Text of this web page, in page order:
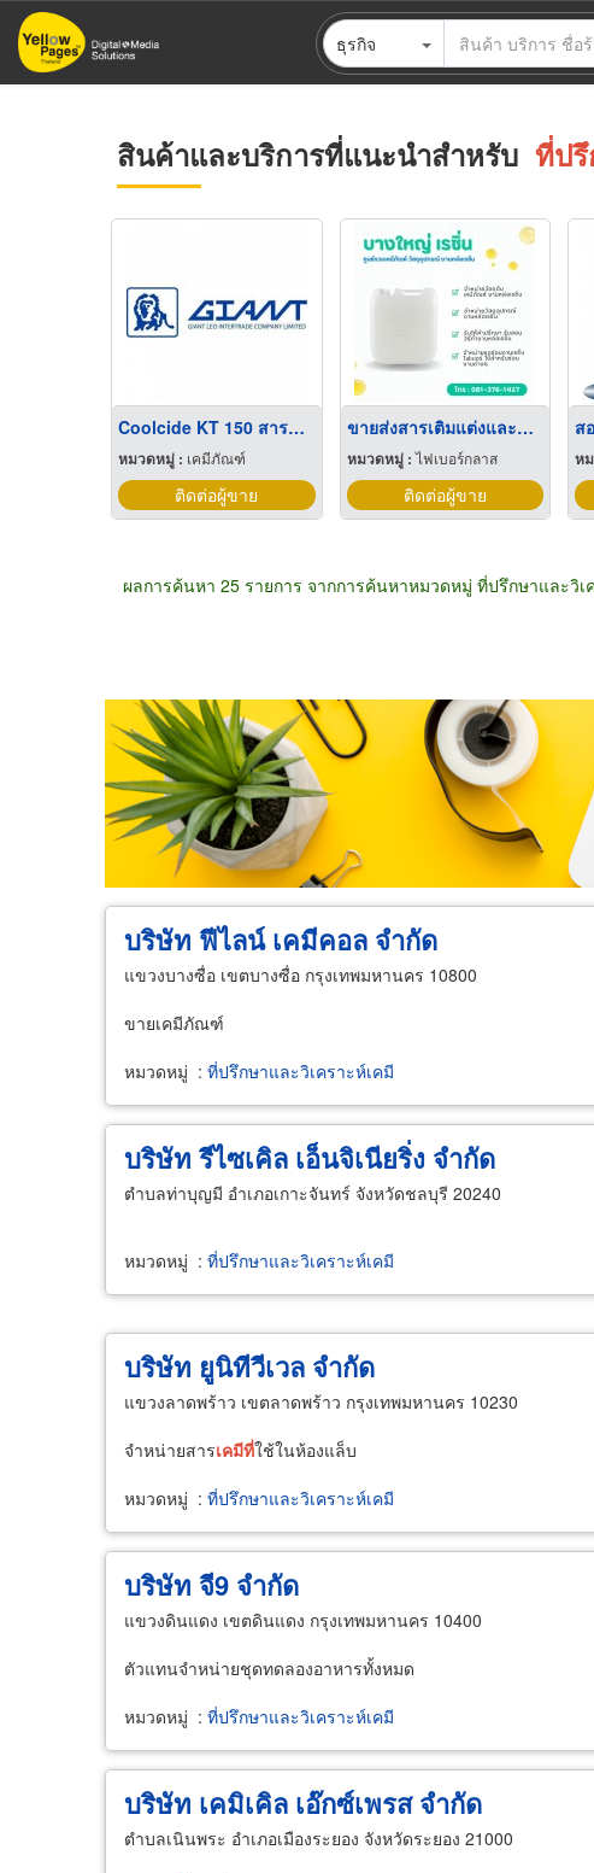
ข้าม
ไป
ธุรกิจ
สินค้าและบริการที่แนะนำสำหรับ ที่ปรึ
Coolcide KT 150 สารกำจัดและป้องกันตะไคร่น้ำและเมือกแบคทีเรีย
หมวดหมู่ : เคมีภัณฑ์
ติดต่อผู้ขาย
ขายส่งสารเติมแต่งและตัวทำแข็ง งานเรซิ่นและไฟเบอร์กลาส คุณภาพสูง
หมวดหมู่ :ไฟเบอร์กลาส
ติดต่อผู้ขาย
ห
ผลการค้นหา 25 รายการ จากการค้นหาหมวดหมู่ ที่ปรึกษาและวิเ
ขายส่ง ขายปลีก ผู้ผลิต ตัวแทนจัดจำหน่าย
บริษัท ฟีไลน์ เคมีคอล จำกัด
แขวงบางซื่อ เขตบางซื่อ กรุงเทพมหานคร 10800
ขายเคมีภัณฑ์
หมวดหมู่ : ที่ปรึกษาและวิเคราะห์เคมี
บริษัท รีไซเคิล เอ็นจิเนียริ่ง จำกัด
ตำบลท่าบุญมี อำเภอเกาะจันทร์ จังหวัดชลบุรี 20240
หมวดหมู่ : ที่ปรึกษาและวิเคราะห์เคมี
บริษัท ยูนิทีวีเวล จำกัด
แขวงลาดพร้าว เขตลาดพร้าว กรุงเทพมหานคร 10230
จำหน่ายสารเคมีที่ใช้ในห้องแล็บ
หมวดหมู่ : ที่ปรึกษาและวิเคราะห์เคมี
บริษัท จี9 จำกัด
แขวงดินแดง เขตดินแดง กรุงเทพมหานคร 10400
ตัวแทนจำหน่ายชุดทดลองอาหารทั้งหมด
หมวดหมู่ : ที่ปรึกษาและวิเคราะห์เคมี
บริษัท เคมิเคิล เอ๊กซ์เพรส จำกัด
ตำบลเนินพระ อำเภอเมืองระยอง จังหวัดระยอง 21000